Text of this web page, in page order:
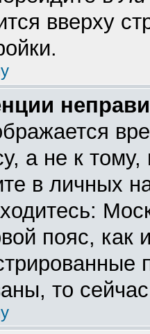
вверху
а не к
в личных
пояс, как
то